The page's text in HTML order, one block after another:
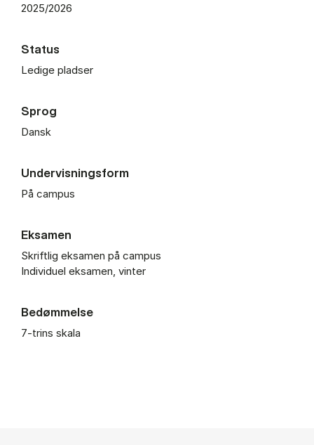
2025/2026
Status
Ledige pladser
Sprog
Dansk
Undervisningsform
På campus
Eksamen
Skriftlig eksamen på campus
Individuel eksamen, vinter
Bedømmelse
7-trins skala